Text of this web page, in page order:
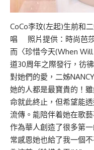
CoCo李玟(左起)生前和
唱 照片提供：時尚芭
而〈珍惜今天(When
道30周年之際發行，彷
對她們的愛，二姊
她的人都是最寶貴的！
命就此終止，但希望能
流傳。能陪伴着她在歌
作為華人創造了很多第一
常感恩她也給了我一個